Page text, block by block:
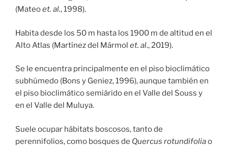
(Mateoet. al., 1998).
Habita desde los 50 m hasta los 1900 m de altitud en el
Alto Atlas (Martínez del Mármol et. al., 2019).
Se le encuentra principalmente en el piso bioclimático
subhúmedo (Bons y Geniez, 1996), aunque también en
el piso bioclimático semiárido en el Valle del Souss y
en el Valle del Muluya.
Suele ocupar hábitats boscosos, tanto de
perennifolios, como bosques de Quercus rotundifoliao